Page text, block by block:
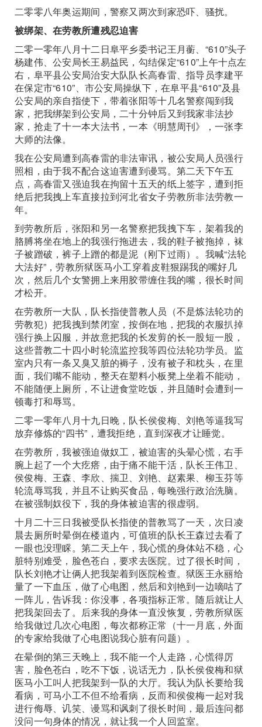
二零零八年奥运期间，警察又两次到家恐吓、骚扰。
被绑架、在劳教所遭残忍迫害
二零一零年八月十二日阜平乡委书记王月蘅、“610”头子
杨建伟、公安局长王易益民，勾结保定“610”上午十点左
右，阜平县公安局治安大队队长高春雷、指导员李建平
在保定市“610”、市公安局操纵下，在阜平县“610”及县
公安局的亲自指使下，带着张阳等十几名警察闯到我
家，把我绑架到公安局，二十分钟后又到我家非法抄
家，抢走了十一本大法书，一本《明慧周刊》，一张李
大师的法像。
我在公安局遭到高春雷的非法审讯，被公安局人员强行
照相，由于我不配合这迫害遭到谩骂。第二天下午五
点，高春雷又强迫我在拘留十五天的纸上签字，遭到拒
绝后把我拽上车直接拉到河北省女子劳教所非法劳教一
年。
到劳教所后，张阳和另一名警察把我拽下车，架着我的
胳膊将坐在地上的我强行拖进去，我的鞋子被拖掉，袜
子被蹭破，裤子上蹭的都是泥（刚下过雨）。我喊“法轮
大法好”，劳教所狱医马小工穿着皮鞋狠踢我的嘴好几
次，然后几个女警拥上来用胶带缠住我的嘴，很长时间
才松开。
在劳教所一大队，队长指使普教人员（不是炼法轮功的
劳教犯）把我拽到禁闭室，按倒在地，把我的衣服扒掉
强行换上囚服，并故意把我的长发剪的长一股短一股，
这些普教二十四小时轮流监控我等四位法轮功学员。监
室内只有一条又臭又脏的褥子，没有被子和枕头，在里
面，我们嘴不能动，整天在塑料小板凳上坐着不能动，
不能随便上厕所，不让进食堂吃饭，并且随时会遭到一
顿毒打和辱骂。
二零一零年八月十九日晚，队长侯俊梅、刘艳等逼我写
放弃修炼的“四书”，遭我拒绝，直到深夜才让睡觉。
在劳教所，我被强迫做奴工，被迫害的头晕心慌，右手
腕上起了一个大疙瘩，由于痛不能干活，队长王伟卫、
侯俊梅、王森、李欣、揣卫、刘艳、赵素果、柳玉芬等
轮流辱骂我，并且不让购买食品，每晚强行政治洗脑。
在被强制奴役下，我的身体被迫害的很虚弱。
十月二十三日我被受队长指使的普教骂了一天，次日凌
晨去厕所时晕倒在楼道内，可值班的队长王森过去看了
一眼也没理睬。第二天上午，我心慌的身体站不稳，心
脏特别难受，脸色苍白，要求去医院。过了很长时间，
队长刘艳才让俩人把我架着到医院检查。狱医王永丽给
量了一下血压，做了心电图，然后和刘艳到一边嘀咕了
一阵儿，告诉我：你没事，各项指标正常。随后就让人
把我架回去了。后来我的身体一直没恢复，劳教所狱医
给我做过几次心电图，每次都称正常（十一月底，外面
的专家给我做了心电图说我心脏有问题）。
在晕倒的第三天晚上，我不能一个人走路，心慌得厉
害，脸色苍白，吃不下饭，说话无力，队长侯俊梅和狱
医马小工叫人把我架到一队的大厅。我认为队长要给我
看病，可马小工不但不给看病，反而和侯俊梅一起对我
进行侮辱、讥笑、谩骂和讽刺了很长时间，最后连问都
没问一句身体的情况，就让我一个人回监室。